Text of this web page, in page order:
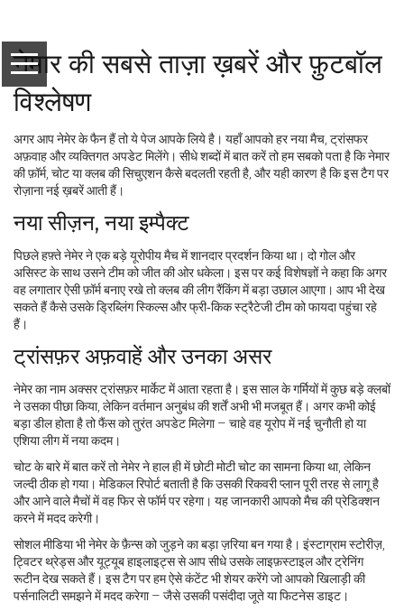
नेमार की सबसे ताज़ा ख़बरें और फ़ुटबॉल
विश्लेषण
अगर आप नेमेर के फैन हैं तो ये पेज आपके लिये है। यहाँ आपको हर नया मैच, ट्रांसफर
अफ़वाह और व्यक्तिगत अपडेट मिलेंगे। सीधे शब्दों में बात करें तो हम सबको पता है कि नेमार
की फ़ॉर्म, चोट या क्लब की सिचुएशन कैसे बदलती रहती है, और यही कारण है कि इस टैग पर
रोज़ाना नई ख़बरें आती हैं।
नया सीज़न, नया इम्पैक्ट
पिछले हफ़्ते नेमेर ने एक बड़े यूरोपीय मैच में शानदार प्रदर्शन किया था। दो गोल और
असिस्ट के साथ उसने टीम को जीत की ओर धकेला। इस पर कई विशेषज्ञों ने कहा कि अगर
वह लगातार ऐसी फ़ॉर्म बनाए रखे तो क्लब की लीग रैंकिंग में बड़ा उछाल आएगा। आप भी देख
सकते हैं कैसे उसके ड्रिब्लिंग स्किल्स और फ्री‑किक स्ट्रैटेजी टीम को फायदा पहुंचा रहे
हैं।
ट्रांसफ़र अफ़वाहें और उनका असर
नेमेर का नाम अक्सर ट्रांसफ़र मार्केट में आता रहता है। इस साल के गर्मियों में कुछ बड़े क्लबों
ने उसका पीछा किया, लेकिन वर्तमान अनुबंध की शर्तें अभी भी मजबूत हैं। अगर कभी कोई
बड़ा डील होता है तो फैंस को तुरंत अपडेट मिलेगा – चाहे वह यूरोप में नई चुनौती हो या
एशिया लीग में नया कदम।
चोट के बारे में बात करें तो नेमेर ने हाल ही में छोटी मोटी चोट का सामना किया था, लेकिन
जल्दी ठीक हो गया। मेडिकल रिपोर्ट बताती है कि उसकी रिकवरी प्लान पूरी तरह से लागू है
और आने वाले मैचों में वह फिर से फॉर्म पर रहेगा। यह जानकारी आपको मैच की प्रेडिक्शन
करने में मदद करेगी।
सोशल मीडिया भी नेमेर के फ़ैन्स को जुड़ने का बड़ा ज़रिया बन गया है। इंस्टाग्राम स्टोरीज़,
ट्विटर थ्रेड्स और यूट्यूब हाइलाइट्स से आप सीधे उसके लाइफ़स्टाइल और ट्रेनिंग
रूटीन देख सकते हैं। इस टैग पर हम ऐसे कंटेंट भी शेयर करेंगे जो आपको खिलाड़ी की
पर्सनालिटी समझने में मदद करेगा – जैसे उसकी पसंदीदा जूते या फिटनेस डाइट।